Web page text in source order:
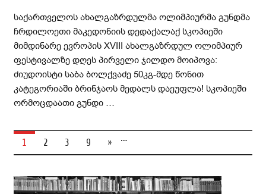
საქართველოს ახალგაზრდულმა ოლიმპიურმა გუნდმა
ჩრდილოეთი მაკედონიის დედაქალაქ სკოპიეში
მიმდინარე ევროპის XVIII ახალგაზრდულ ოლიმპიურ
ფესტივალზე დღეს პირველი ჯილდო მოიპოვა:
ძიუდოისტი საბა ბოლქვაძე 50კგ-მდე წონით
კატეგორიაში ბრინჯაოს მედალს დაეუფლა! სკოპიეში
ორმოცდაათი გუნდი …
1 2 3 …
9 »